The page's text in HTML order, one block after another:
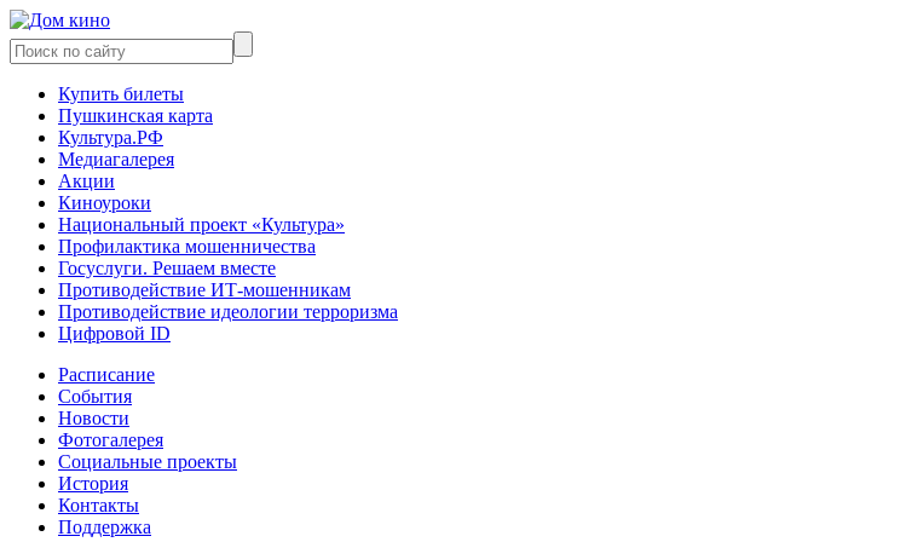
Купить билеты
Пушкинская карта
Культура.РФ
Медиагалерея
Акции
Киноуроки
Национальный проект «Культура»
Профилактика мошенничества
Госуслуги. Решаем вместе
Противодействие ИТ-мошенникам
Противодействие идеологии терроризма
Цифровой ID
Расписание
События
Новости
Фотогалерея
Социальные проекты
История
Контакты
Поддержка